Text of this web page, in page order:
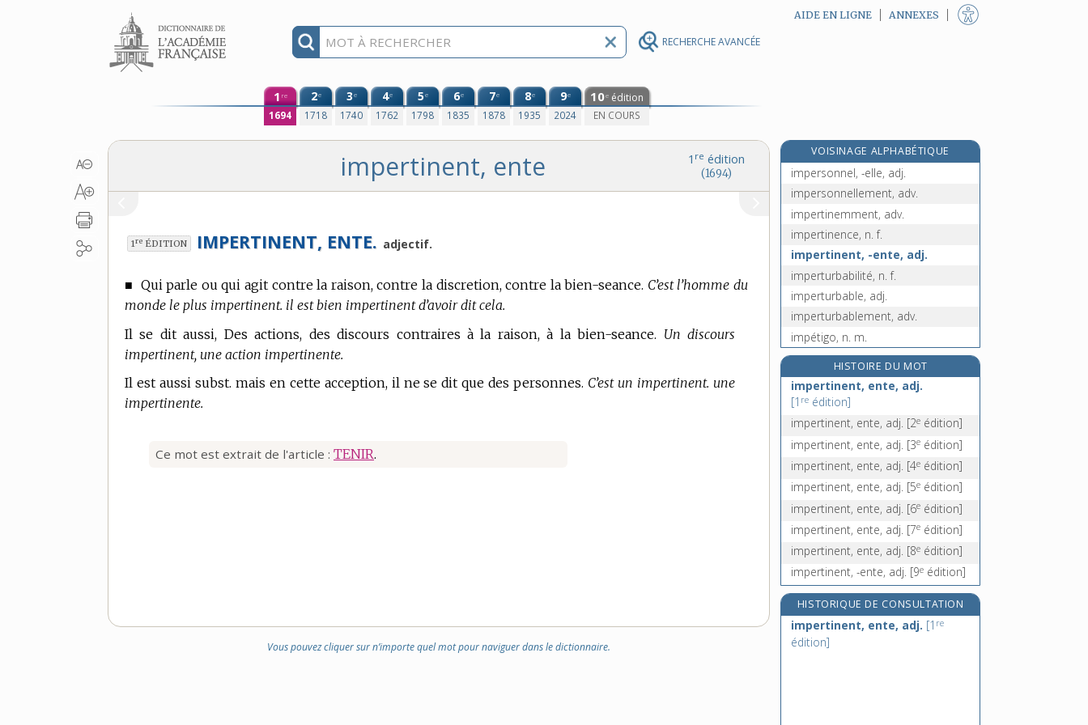
RECHERCHE AVANCÉE
Aller au contenu AIDE EN LIGNE ANNEXES
1 re
1694
2e
1718
3e
1740
4e
1762
5e
1798
6e
1835
7e
1878
8e
1935
9e
2024
10e édition
EN COURS
1 re édition
(1694)
impertinent, ente
1re ÉDITION IMPERTINENT, ENTE. adjectif.
■ Qui parle ou qui agit contre la raison, contre la discretion, contre la bien-seance. C’est l’homme du
monde le plus impertinent. il est bien impertinent d’avoir dit cela.
Il se dit aussi, Des actions, des discours contraires à la raison, à la bien-seance. Un discours
impertinent, une action impertinente.
Il est aussi subst. mais en cette acception, il ne se dit que des personnes. C’est un impertinent. une
impertinente.
Ce mot est extrait de l'article : TENIR.
Vous pouvez cliquer sur n’importe quel mot pour naviguer dans le dictionnaire.
VOISINAGE ALPHABÉTIQUE
impersonnalité, n. f.
impersonnel, -elle, adj.
impersonnellement, adv.
impertinemment, adv.
impertinence, n. f.
impertinent, -ente, adj.
imperturbabilité, n. f.
imperturbable, adj.
imperturbablement, adv.
impétigo, n. m.
impétrable, adj.
impétrant, -ante, n.
impétration, n. f.
impétrer, v. tr.
impétueusement, adv.
HISTOIRE DU MOT
impertinent, ente, adj.
[1 re édition]
impertinent, ente, adj. [2e édition]
impertinent, ente, adj. [3e édition]
impertinent, ente, adj. [4e édition]
impertinent, ente, adj. [5e édition]
impertinent, ente, adj. [6e édition]
impertinent, ente, adj. [7e édition]
impertinent, ente, adj. [8e édition]
impertinent, -ente, adj. [9e édition]
HISTORIQUE DE CONSULTATION
impertinent, ente, adj. [1 re
édition]